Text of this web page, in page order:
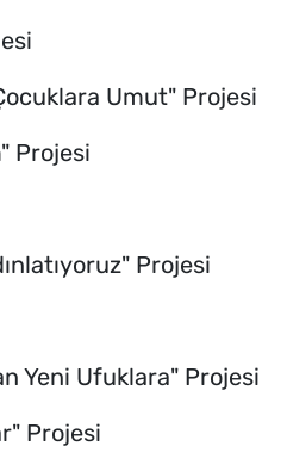
Umut" Projesi
Projesi
Projesi
Yeni Ufuklara" Projesi
Projesi